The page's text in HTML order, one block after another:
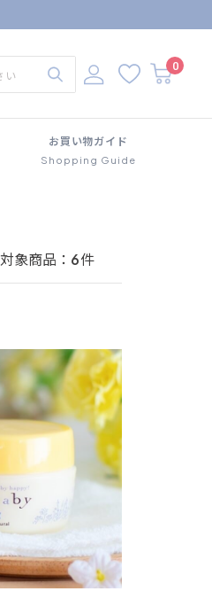
0
お買い物ガイド
Shopping Guide
対象商品： 6件